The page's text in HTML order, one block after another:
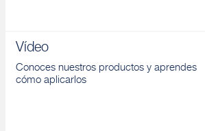
Vídeo
Conoces nuestros productos y aprendes
cómo aplicarlos